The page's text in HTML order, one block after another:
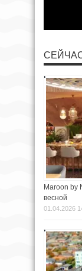
Maroon by
весной
01.04.2026